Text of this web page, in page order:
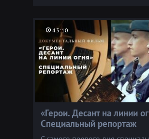
43:10
«Герои. Десант на линии
Специальный репортаж